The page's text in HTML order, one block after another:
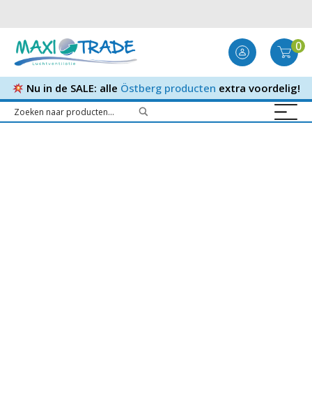
0
Nu in de SALE: alle Östberg producten extra voordelig!